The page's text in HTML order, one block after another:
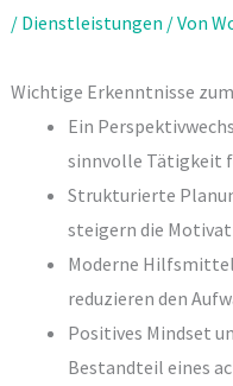
/ Dienstleistungen / Von
Wichtige Erkenntnisse
Ein
sinnvolle Tätigkeit
Strukturierte
steigern die
Moderne
reduzieren den
Positives Mindset
Bestandteil eines